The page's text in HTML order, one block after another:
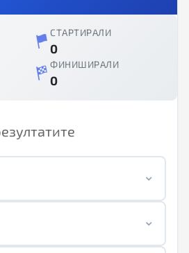
СТАРТИРАЛИ
0
ФИНИШИРАЛИ
0